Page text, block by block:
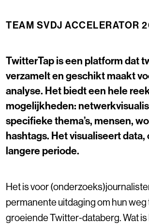
TEAM SVDJ ACCELERATOR
TwitterTap is een platform dat
verzamelt en geschikt maakt
analyse. Het biedt een hele
mogelijkheden:
specifieke thema’s, mensen,
hashtags. Het visualiseert data,
langere periode.
Het is voor
permanente uitdaging om hun weg
groeiende Twitter-databerg. Wat